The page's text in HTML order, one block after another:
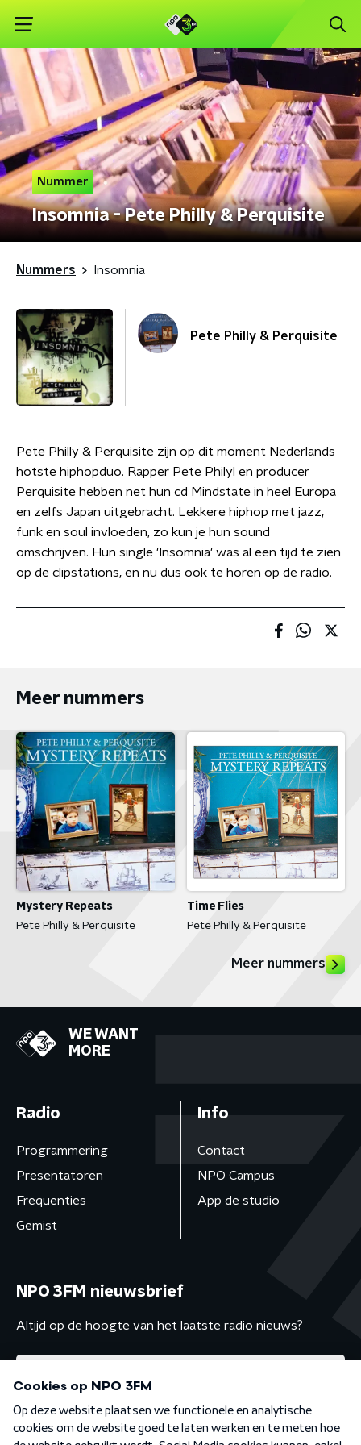
Nummer
Insomnia - Pete Philly & Perquisite
Nummers Insomnia
Pete Philly & Perquisite
Pete Philly & Perquisite zijn op dit moment Nederlands
hotste hiphopduo. Rapper Pete Philyl en producer
Perquisite hebben net hun cd Mindstate in heel Europa
en zelfs Japan uitgebracht. Lekkere hiphop met jazz,
funk en soul invloeden, zo kun je hun sound
omschrijven. Hun single 'Insomnia' was al een tijd te zien
op de clipstations, en nu dus ook te horen op de radio.
Meer nummers
Mystery Repeats
Pete Philly & Perquisite
Time Flies
Pete Philly & Perquisite
Meer nummers
WE WANT
MORE
Radio
Programmering
Presentatoren
Frequenties
Gemist
Info
Contact
NPO Campus
App de studio
NPO 3FM nieuwsbrief
Altijd op de hoogte van het laatste radio nieuws?